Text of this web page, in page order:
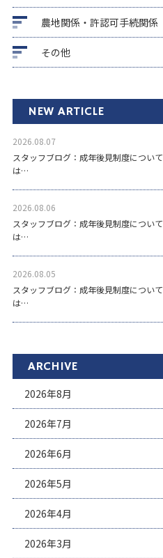
農地関係・許認可手続関係
その他
NEW ARTICLE
2026.08.07
スタッフブログ：成年後見制度につい
は…
2026.08.06
スタッフブログ：成年後見制度につい
は…
2026.08.05
スタッフブログ：成年後見制度につい
は…
ARCHIVE
2026年8月
2026年7月
2026年6月
2026年5月
2026年4月
2026年3月